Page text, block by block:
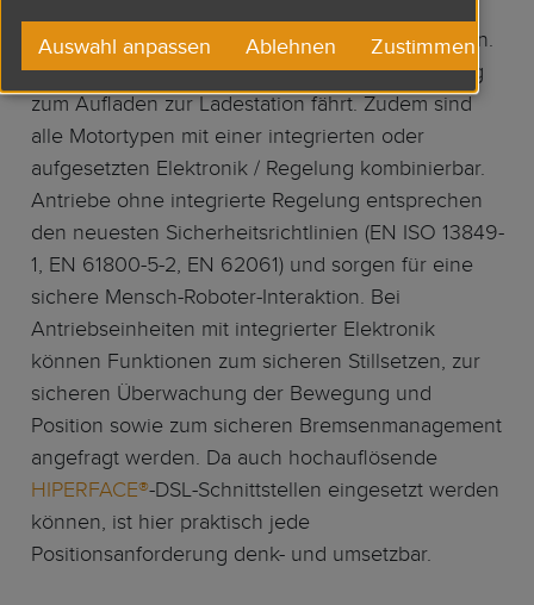
maximale Geschwindigkeit reduzieren zu müssen.
Dies geschieht zum Beispiel, wenn das Fahrzeug
zum Aufladen zur Ladestation fährt. Zudem sind
alle Motortypen mit einer integrierten oder
aufgesetzten Elektronik / Regelung kombinierbar.
Antriebe ohne integrierte Regelung entsprechen
den neuesten Sicherheitsrichtlinien (EN ISO 13849-
1, EN 61800-5-2, EN 62061) und sorgen für eine
sichere Mensch-Roboter-Interaktion. Bei
Antriebseinheiten mit integrierter Elektronik
können Funktionen zum sicheren Stillsetzen, zur
sicheren Überwachung der Bewegung und
Position sowie zum sicheren Bremsenmanagement
angefragt werden. Da auch hochauflösende
HIPERFACE®-DSL-Schnittstellen eingesetzt werden
können, ist hier praktisch jede
Positionsanforderung denk- und umsetzbar.
Auswahl anpassen Ablehnen Zustimmen